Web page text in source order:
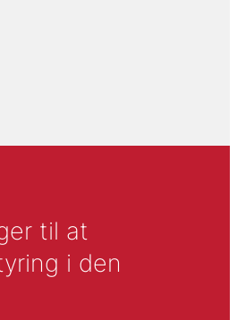
til at
i den